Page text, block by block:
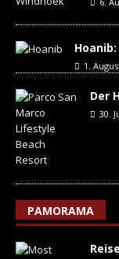
1.
Der
30.
PAMORAMA